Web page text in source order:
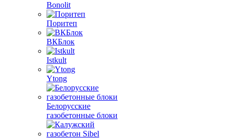
Bonolit
Поритеп
ВКБлок
Istkult
Ytong
Белорусские
газобетонные блоки